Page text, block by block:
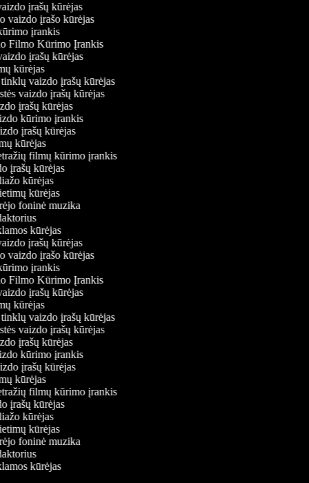
įrašų kūrėjas
vaizdo įrašo kūrėjas
įrankis
Filmo Kūrimo Įrankis
įrašų kūrėjas
kūrėjas
tinklų vaizdo įrašų kūrėjas
vaizdo įrašų kūrėjas
įrašų kūrėjas
kūrimo įrankis
įrašų kūrėjas
kūrėjas
filmų kūrimo įrankis
įrašų kūrėjas
kūrėjas
kūrėjas
foninė muzika
kūrėjas
įrašų kūrėjas
vaizdo įrašo kūrėjas
įrankis
Filmo Kūrimo Įrankis
įrašų kūrėjas
kūrėjas
tinklų vaizdo įrašų kūrėjas
vaizdo įrašų kūrėjas
įrašų kūrėjas
kūrimo įrankis
įrašų kūrėjas
kūrėjas
filmų kūrimo įrankis
įrašų kūrėjas
kūrėjas
kūrėjas
foninė muzika
kūrėjas